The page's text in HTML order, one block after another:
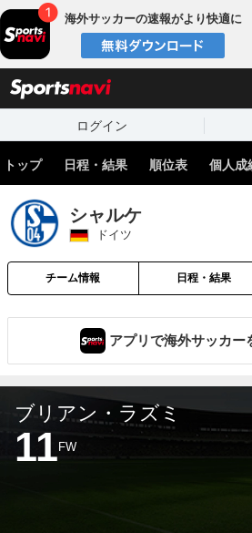
海外サッカーの速報がより快適に
ログイン
トップ 日程・結果 順位表 個人成
シャルケ
ドイツ
チーム情報 日程・結果
アプリで海外サッカー
ブリアン・ラズミ
11 FW